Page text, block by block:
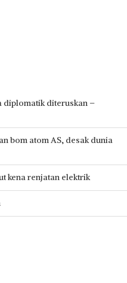
diplomatik diteruskan –
bom atom AS, desak dunia
kena renjatan elektrik